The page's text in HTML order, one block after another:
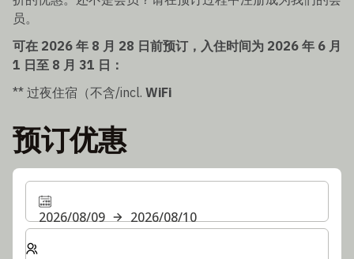
员。
可在 2026 年 8 月 28 日前预订，入住时间为 2026 年 6 月
1 日至 8 月 31 日：
** 过夜住宿（不含/incl. WiFi
预订优惠
2026/08/09
2026/08/10
选择房间数和入住人数